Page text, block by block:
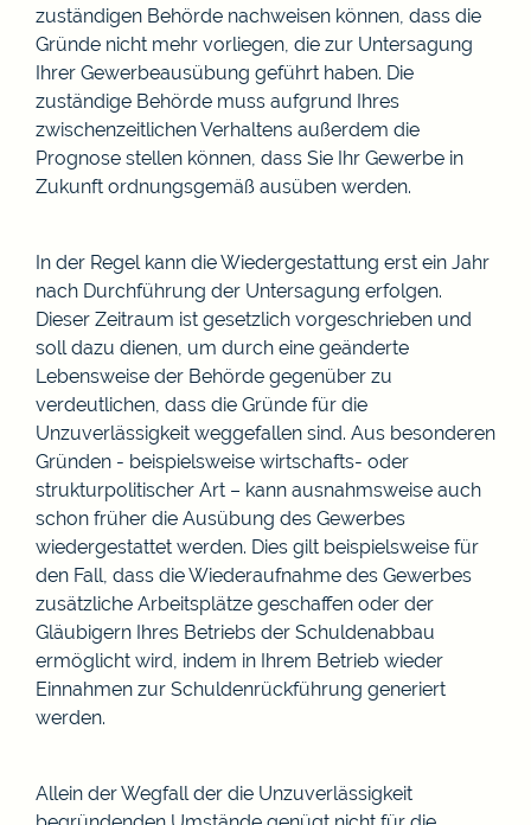
zuständigen Behörde nachweisen können, dass die
Gründe nicht mehr vorliegen, die zur Untersagung
Ihrer Gewerbeausübung geführt haben. Die
zuständige Behörde muss aufgrund Ihres
zwischenzeitlichen Verhaltens außerdem die
Prognose stellen können, dass Sie Ihr Gewerbe in
Zukunft ordnungsgemäß ausüben werden.
In der Regel kann die Wiedergestattung erst ein Jahr
nach Durchführung der Untersagung erfolgen.
Dieser Zeitraum ist gesetzlich vorgeschrieben und
soll dazu dienen, um durch eine geänderte
Lebensweise der Behörde gegenüber zu
verdeutlichen, dass die Gründe für die
Unzuverlässigkeit weggefallen sind. Aus besonderen
Gründen - beispielsweise wirtschafts- oder
strukturpolitischer Art – kann ausnahmsweise auch
schon früher die Ausübung des Gewerbes
wiedergestattet werden. Dies gilt beispielsweise für
den Fall, dass die Wiederaufnahme des Gewerbes
zusätzliche Arbeitsplätze geschaffen oder der
Gläubigern Ihres Betriebs der Schuldenabbau
ermöglicht wird, indem in Ihrem Betrieb wieder
Einnahmen zur Schuldenrückführung generiert
werden.
Allein der Wegfall der die Unzuverlässigkeit